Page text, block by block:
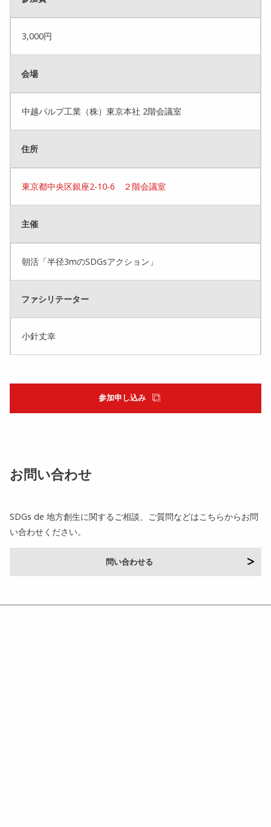
3,000円
会場
中越パルプ工業（株）東京本社 2階会議室
住所
東京都中央区銀座2-10-6 ２階会議室
主催
朝活「半径3mのSDGsアクション」
ファシリテーター
小針丈幸
参加申し込み
お問い合わせ
SDGs de 地方創生に関するご相談、ご質問などはこちらからお問
い合わせください。
問い合わせる